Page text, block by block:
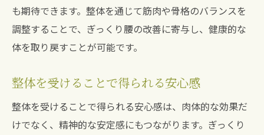
も期待できます。整体を通じて筋肉や骨格のバランスを
調整することで、ぎっくり腰の改善に寄与し、健康的な
体を取り戻すことが可能です。
整体を受けることで得られる安心感
整体を受けることで得られる安心感は、肉体的な効果だ
けでなく、精神的な安定感にもつながります。ぎっくり